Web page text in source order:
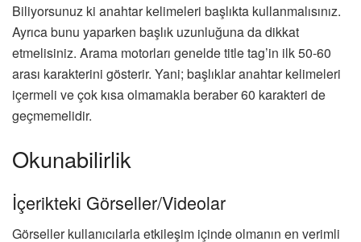
Biliyorsunuz ki anahtar kelimeleri başlıkta kullanmalısınız.
Ayrıca bunu yaparken başlık uzunluğuna da dikkat
etmelisiniz. Arama motorları genelde title tag’in ilk 50-60
arası karakterini gösterir. Yani; başlıklar anahtar kelimeleri
içermeli ve çok kısa olmamakla beraber 60 karakteri de
geçmemelidir.
Okunabilirlik
İçerikteki Görseller/Videolar
Görseller kullanıcılarla etkileşim içinde olmanın en verimli